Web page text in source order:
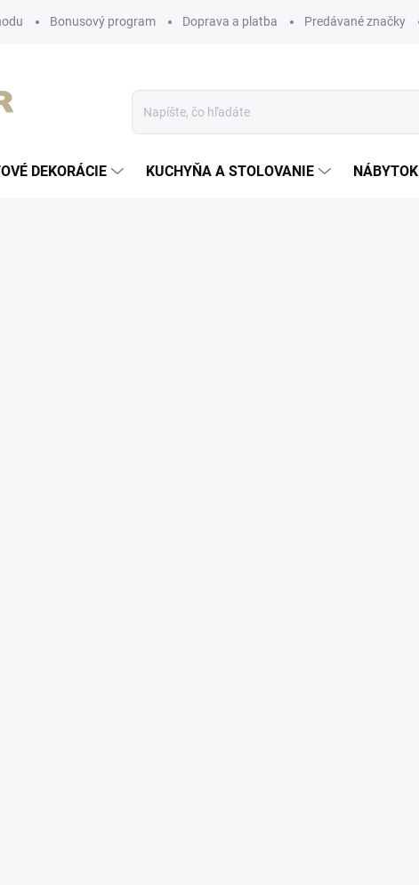
Bonusový program Doprava a platba Predávané značky
DEKORÁCIE KUCHYŇA A STOLOVANIE NÁBYTOK